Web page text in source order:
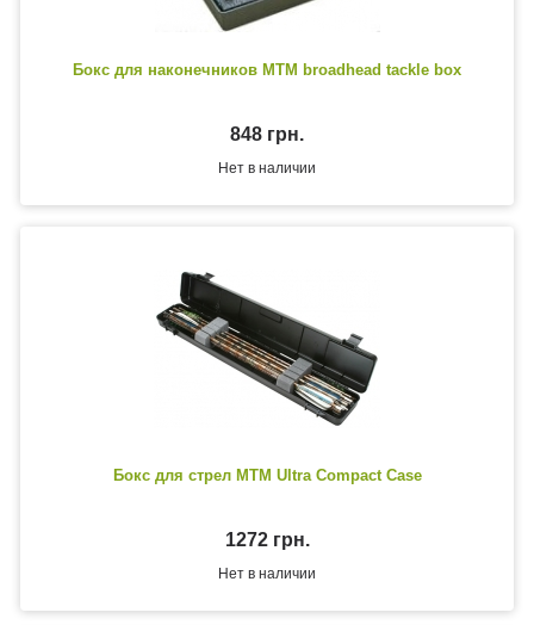
Бокс для наконечников MTM broadhead tackle box
848 грн.
Нет в наличии
Бокс для стрел MTM Ultra Compact Case
1272 грн.
Нет в наличии